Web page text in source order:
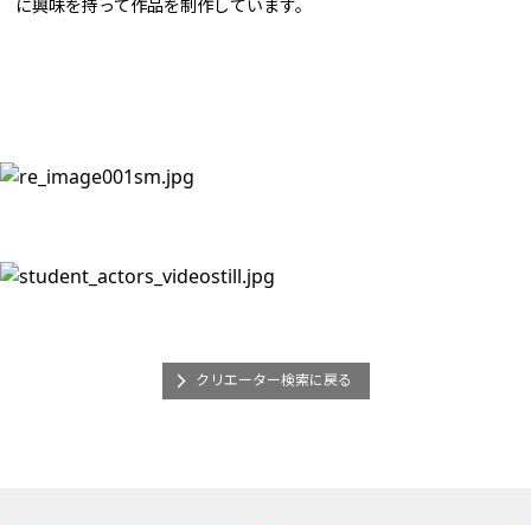
に興味を持って作品を制作しています。
クリエーター検索に戻る